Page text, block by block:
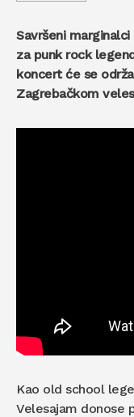
Savršeni
za punk rock
koncert će se
Zagrebačkom
Kao old school
Velesajam donose